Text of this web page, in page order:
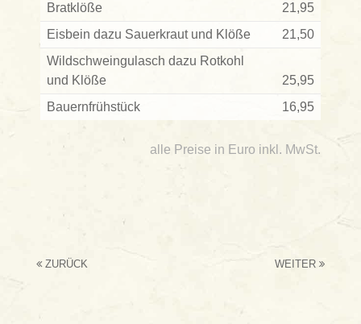
Bratklöße
21,95
Eisbein dazu Sauerkraut und Klöße
21,50
Wildschweingulasch dazu Rotkohl
und Klöße
25,95
Bauernfrühstück
16,95
alle Preise in Euro inkl. MwSt.
ZURÜCK WEITER